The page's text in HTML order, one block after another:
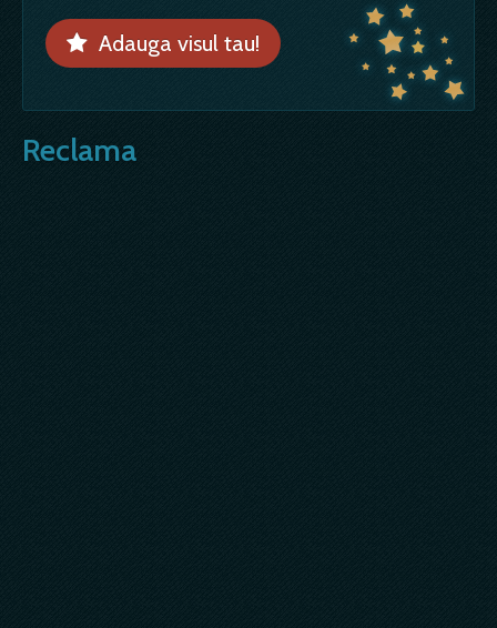
Adauga visul tau!
Reclama